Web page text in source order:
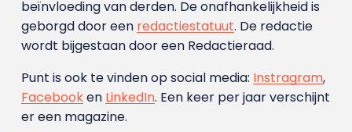
beïnvloeding van derden. De onafhankelijkheid is
geborgd door een redactiestatuut. De redactie
wordt bijgestaan door een Redactieraad.
Punt is ook te vinden op social media: Instragram,
Facebooken LinkedIn. Een keer per jaar verschijnt
er een magazine.